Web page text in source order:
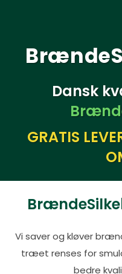
Dansk
GRATIS
Vi saver og kløver
træet renses for
bedre